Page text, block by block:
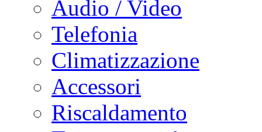
Audio / Video
Telefonia
Climatizzazione
Accessori
Riscaldamento